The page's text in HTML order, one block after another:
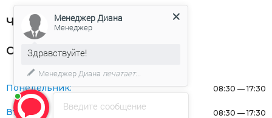
Частникам
Оферта
Понедельник: 08:30 — 17:30
Вторник: 08:30 — 17:30
Введите сообщение
Менеджер Диана
Менеджер
Здравствуйте!
Менеджер Диана печатает...